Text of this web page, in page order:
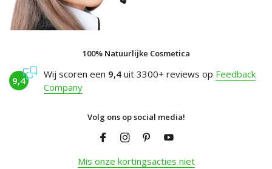
100% Natuurlijke Cosmetica
9,4
Wij scoren een 9,4 uit 3300+ reviews op Feedback
Company
Volg ons op social media!
Mis onze kortingsacties niet